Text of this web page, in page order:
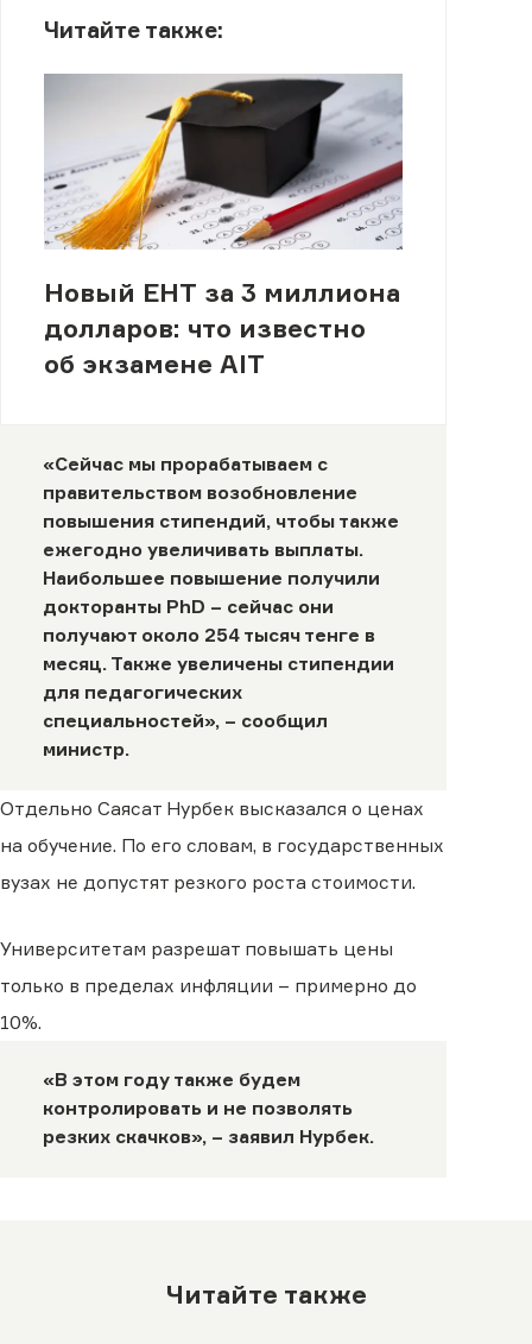
Читайте также:
Новый ЕНТ за 3 миллиона
долларов: что известно
об экзамене AIT
«Сейчас мы прорабатываем с
правительством возобновление
повышения стипендий, чтобы также
ежегодно увеличивать выплаты.
Наибольшее повышение получили
докторанты PhD – сейчас они
получают около 254 тысяч тенге в
месяц. Также увеличены стипендии
для педагогических
специальностей», – сообщил
министр.
Отдельно Саясат Нурбек высказался о ценах
на обучение. По его словам, в государственных
вузах не допустят резкого роста стоимости.
Университетам разрешат повышать цены
только в пределах инфляции – примерно до
10%.
«В этом году также будем
контролировать и не позволять
резких скачков», – заявил Нурбек.
Читайте также